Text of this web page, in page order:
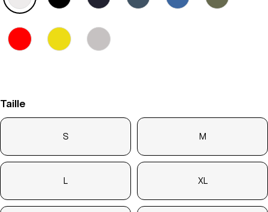
Taille
S M
XL